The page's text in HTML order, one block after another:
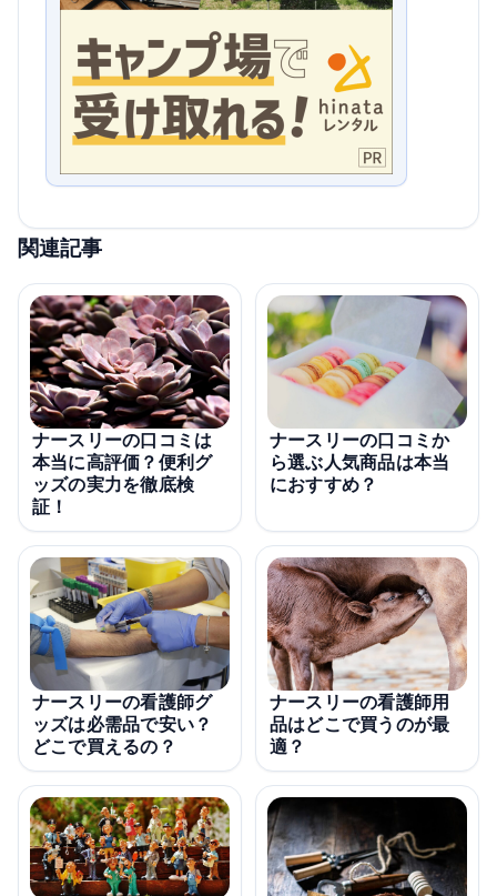
関連記事
ナースリーの口コミは
本当に高評価？便利グ
ッズの実力を徹底検
証！
ナースリーの口コミか
ら選ぶ人気商品は本当
におすすめ？
ナースリーの看護師グ
ッズは必需品で安い？
どこで買えるの？
ナースリーの看護師用
品はどこで買うのが最
適？